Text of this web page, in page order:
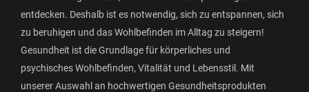
entdecken. Deshalb ist es notwendig, sich zu entspannen, sich
zu beruhigen und das Wohlbefinden im Alltag zu steigern!
Gesundheit ist die Grundlage für körperliches und
psychisches Wohlbefinden, Vitalität und Lebensstil. Mit
unserer Auswahl an hochwertigen Gesundheitsprodukten